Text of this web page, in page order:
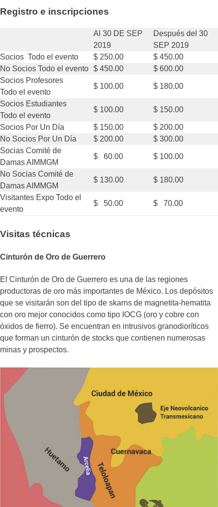
Registro e inscripciones
Al 30 DE SEP
2019
Después del 30
SEP 2019
Socios Todo el evento
$ 250.00
$ 450.00
No Socios Todo el evento $ 450.00
$ 600.00
Socios Profesores
Todo el evento
$ 100.00 $ 180.00
Socios Estudiantes
Todo el evento
$ 100.00 $ 150.00
Socios Por Un Día $ 150.00
$ 200.00
No Socios Por Un Día
$ 200.00
$ 300.00
Socias Comité de
Damas AIMMGM
$ 60.00 $ 100.00
No Socias Comité de
Damas AIMMGM
$ 130.00 $ 180.00
Visitantes Expo Todo el
evento
$ 50.00 $ 70.00
Visitas técnicas
Cinturón de Oro de Guerrero
El Cinturón de Oro de Guerrero es una de las regiones
productoras de oro más importantes de México. Los depósitos
que se visitarán son del tipo de skarns de magnetita-hematita
con oro mejor conocidos como tipo IOCG (oro y cobre con
óxidos de fierro). Se encuentran en intrusivos granodioríticos
que forman un cinturón de stocks que contienen numerosas
minas y prospectos.